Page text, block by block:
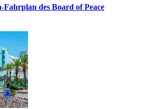
des Board of Peace